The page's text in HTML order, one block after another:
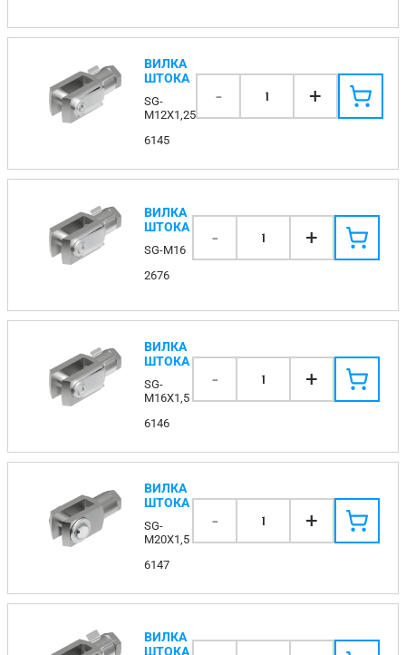
ВИЛКА
ШТОКА
SG-
M12X1,25
6145
- 1 +
ВИЛКА
ШТОКА
SG-M16
2676
- 1 +
ВИЛКА
ШТОКА
SG-
M16X1,5
6146
- 1 +
ВИЛКА
ШТОКА
SG-
M20X1,5
6147
- 1 +
ВИЛКА
ШТОКА